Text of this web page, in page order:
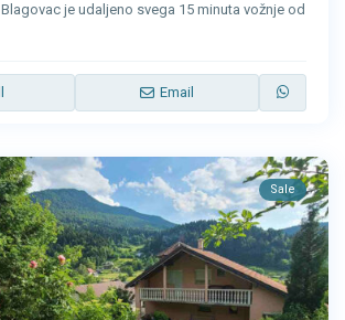
je udaljeno svega 15 minuta vožnje od
Email
Sale